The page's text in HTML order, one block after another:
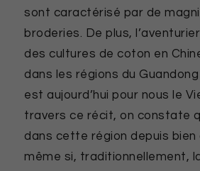
sont caractérisé par de
broderies. De plus,
des cultures de coton en
dans les régions du
est aujourd’hui pour nous le
travers ce récit, on constate
dans cette région depuis bien
même si, traditionnellement,